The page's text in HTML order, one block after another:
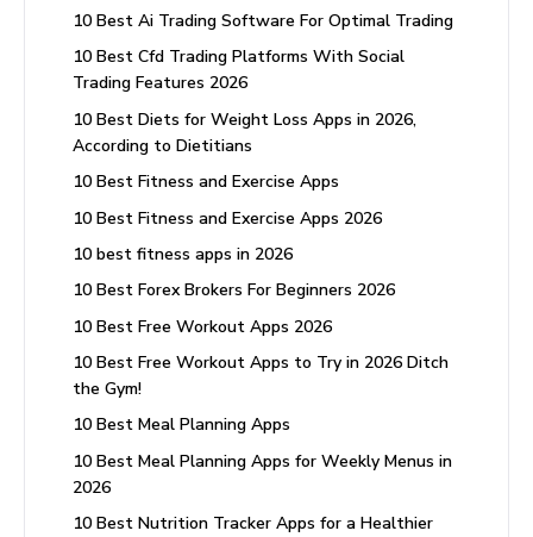
10 Best Ai Trading Software For Optimal Trading
10 Best Cfd Trading Platforms With Social
Trading Features 2026
10 Best Diets for Weight Loss Apps in 2026,
According to Dietitians
10 Best Fitness and Exercise Apps
10 Best Fitness and Exercise Apps 2026
10 best fitness apps in 2026
10 Best Forex Brokers For Beginners 2026
10 Best Free Workout Apps 2026
10 Best Free Workout Apps to Try in 2026 Ditch
the Gym!
10 Best Meal Planning Apps
10 Best Meal Planning Apps for Weekly Menus in
2026
10 Best Nutrition Tracker Apps for a Healthier